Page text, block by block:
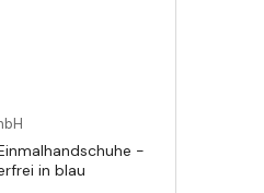
-
in blau